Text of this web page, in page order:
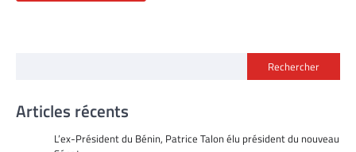
Rechercher
Articles récents
L’ex-Président du Bénin, Patrice Talon élu président du nouveau